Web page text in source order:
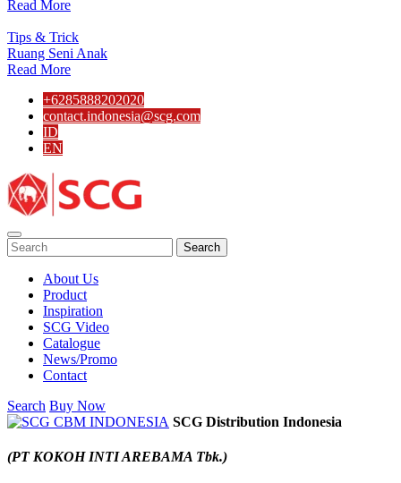
Read More
Tips & Trick
Ruang Seni Anak
Read More
+6285888202020
contact.indonesia@scg.com
ID
EN
Search
About Us
Product
Inspiration
SCG Video
Catalogue
News/Promo
Contact
Search Buy Now
SCG Distribution Indonesia
(PT KOKOH INTI AREBAMA Tbk.)